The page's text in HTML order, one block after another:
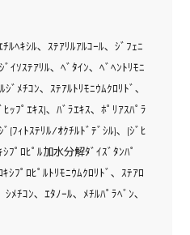
ﾙﾍｷｼﾙ､ ｽﾃｱﾘﾙｱﾙｺｰﾙ､ ｼﾞﾌｪﾆ
ﾞｲｿｽﾃｱﾘﾙ､ ﾍﾞﾀｲﾝ､ ﾍﾞﾍﾝﾄﾘﾓﾆ
ｼﾞﾒﾁｺﾝ､ ｽﾃｱﾙﾄﾘﾓﾆｳﾑｸﾛﾘﾄﾞ､
ｯﾌﾟｴｷｽ)､ ﾊﾞﾗｴｷｽ､ ﾎﾟﾘｱｽﾊﾟﾗ
(ﾌｨﾄｽﾃﾘﾙ/ｵｸﾁﾙﾄﾞﾃﾞｼﾙ)､ (ｼﾞﾋ
ﾌﾟﾛﾋﾟﾙ加水分解ﾀﾞｲｽﾞﾀﾝﾊﾟ
ｼﾌﾟﾛﾋﾟﾙﾄﾘﾓﾆｳﾑｸﾛﾘﾄﾞ､ ｽﾃｱﾛ
ｼﾒﾁｺﾝ､ ｴﾀﾉｰﾙ､ ﾒﾁﾙﾊﾟﾗﾍﾞﾝ､